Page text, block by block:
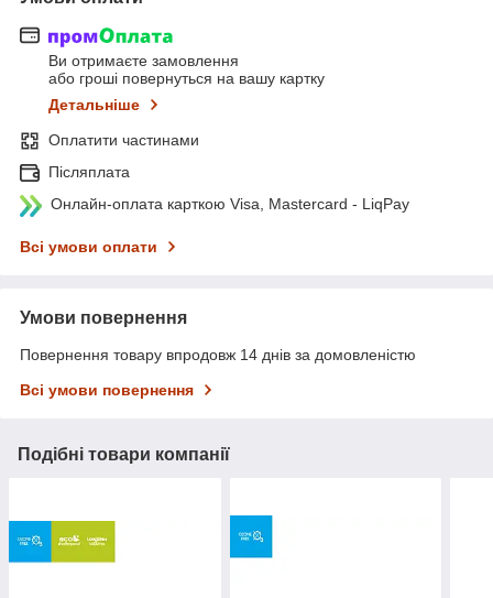
Ви отримаєте замовлення
або гроші повернуться на вашу картку
Детальніше
Оплатити частинами
Післяплата
Онлайн-оплата карткою Visa, Mastercard - LiqPay
Всі умови оплати
Умови повернення
Повернення товару впродовж 14 днів за домовленістю
Всі умови повернення
Подібні товари компанії